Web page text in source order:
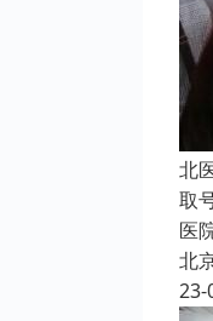
北
取
医
北
23-